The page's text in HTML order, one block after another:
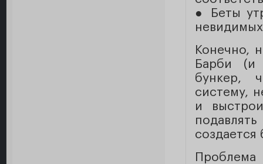
● Беты
Конечно,
Барби (и
бункер,
систему,
и